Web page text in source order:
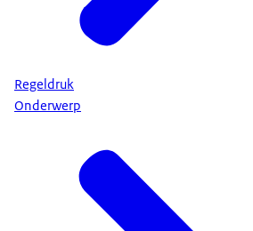
Regeldruk
Onderwerp